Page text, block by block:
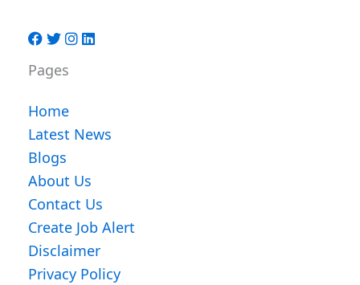
Pages
Home
Latest News
Blogs
About Us
Contact Us
Create Job Alert
Disclaimer
Privacy Policy